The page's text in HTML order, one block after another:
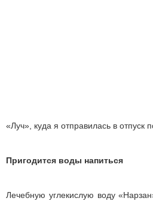
«Луч», куда я отправилась в отпуск
Пригодится воды напиться
Лечебную углекислую воду